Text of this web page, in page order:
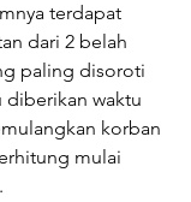
terdapat
dari 2 belah
paling disoroti
diberikan waktu
korban
mulai